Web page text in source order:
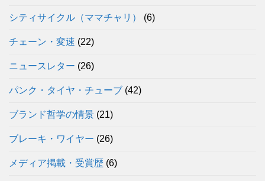
シティサイクル（ママチャリ） (6)
チェーン・変速 (22)
ニュースレター (26)
パンク・タイヤ・チューブ (42)
ブランド哲学の情景 (21)
ブレーキ・ワイヤー (26)
メディア掲載・受賞歴 (6)